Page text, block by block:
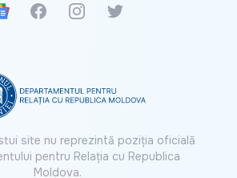
News
FacebookInstagramTwitter
site nu reprezintă poziția oficială
pentru Relația cu Republica
Moldova.